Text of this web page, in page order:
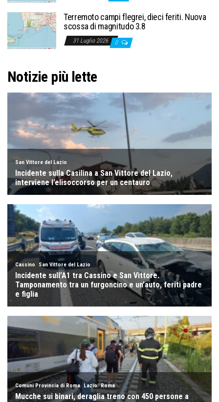
Terremoto campi flegrei, dieci feriti. Nuova
scossa di magnitudo 3.8
31 Luglio 2026 0
Notizie più lette